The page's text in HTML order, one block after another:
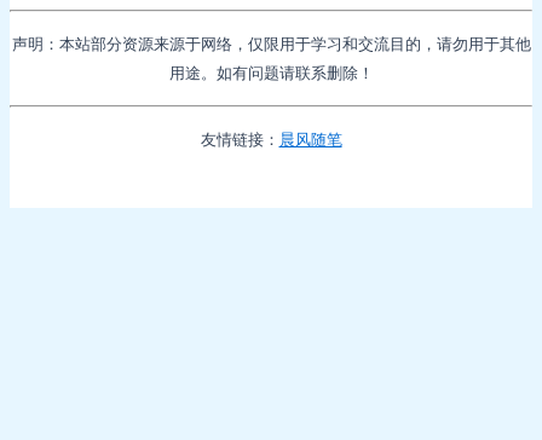
声明：本站部分资源来源于网络，仅限用于学习和交流目的，请勿用于其他
用途。如有问题请联系删除！
友情链接： 晨风随笔